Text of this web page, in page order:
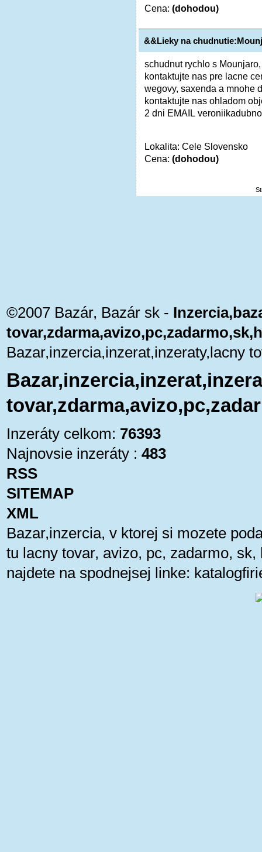
Cena: (dohodou)
&&Lieky na
schudnut rychlo s
kontaktujte nas pre lacne
wegovy, saxenda a mnohe
kontaktujte nas ohladom
2 dni EMAIL
Lokalita: Cele Slovensko
Cena: (dohodou)
©2007 Bazár, Bazár sk -
Bazar,inzercia,inzerat,inzeraty,lacny
Inzeráty celkom: 76393
Najnovsie inzeráty : 483
RSS
SITEMAP
XML
Bazar,inzercia, v ktorej si mozete
tu lacny tovar, avizo, pc, zadarmo,
najdete na spodnejsej linke: